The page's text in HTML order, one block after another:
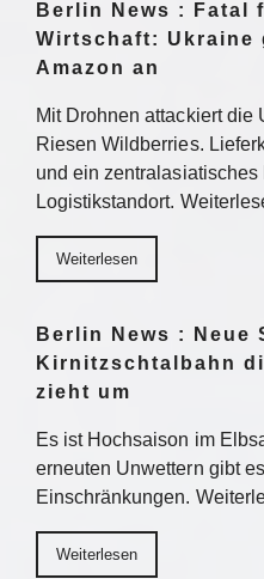
Berlin News : Fatal
Wirtschaft: Ukraine
Amazon an
Mit Drohnen attackiert die
Riesen Wildberries.
und ein
Logistikstandort.
Weiterlesen
Berlin News : Neue
Kirnitzschtalbahn
zieht um
Es ist Hochsaison im
erneuten Unwettern gibt
Einschränkungen.
Weiterlesen